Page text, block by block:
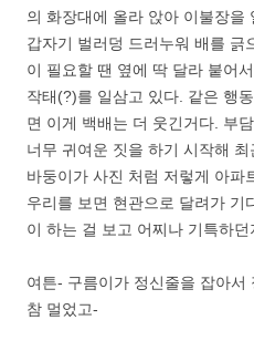
의 화장대에 올라 앉아 이불장을
갑자기 벌러덩 드러누워 배를 긁
이 필요할 땐 옆에 딱 달라 붙어
작태(?)를 일삼고 있다. 같은 행
면 이게 백배는 더 웃긴거다. 부
너무 귀여운 짓을 하기 시작해
바둥이가 사진 처럼 저렇게 아파
우리를 보면 현관으로 달려가 기
이 하는 걸 보고 어찌나 기특하던
여튼- 구름이가 정신줄을 잡아
참 멀었고-